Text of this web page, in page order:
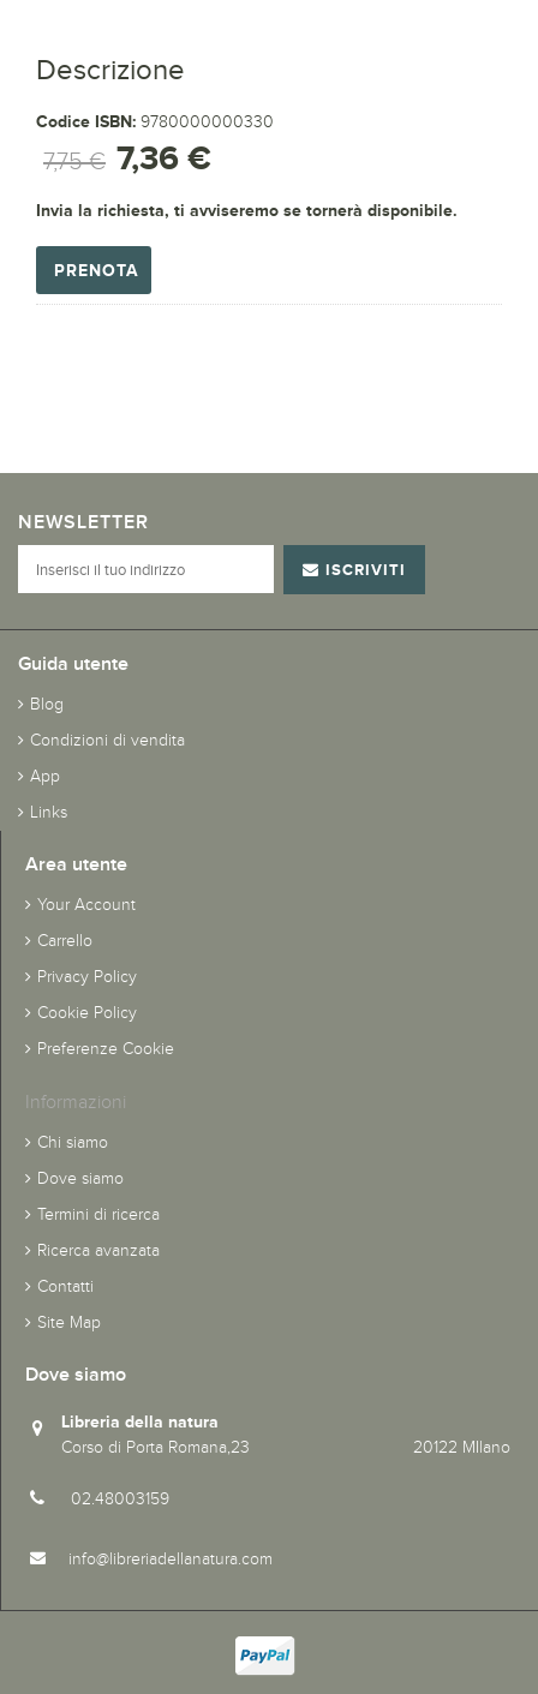
Descrizione
Codice ISBN: 9780000000330
7,75 € 7,36 €
Invia la richiesta, ti avviseremo se tornerà disponibile.
PRENOTA
NEWSLETTER
ISCRIVITI
Guida utente
Blog
Condizioni di vendita
App
Links
Area utente
Your Account
Carrello
Privacy Policy
Cookie Policy
Preferenze Cookie
Informazioni
Chi siamo
Dove siamo
Termini di ricerca
Ricerca avanzata
Contatti
Site Map
Dove siamo
Libreria della natura
Corso di Porta Romana,23 20122 MIlano
02.48003159
info@libreriadellanatura.com